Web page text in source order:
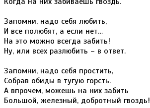
Запомни, надо себя любить,
И все полюбят, а если нет…
На это можно всегда забить!
Ну, или всех разлюбить – в ответ.
Запомни, надо себя простить,
Собрав обиды в тугую горсть.
А впрочем, можешь на них забить
Большой, железный, добротный гвоздь!